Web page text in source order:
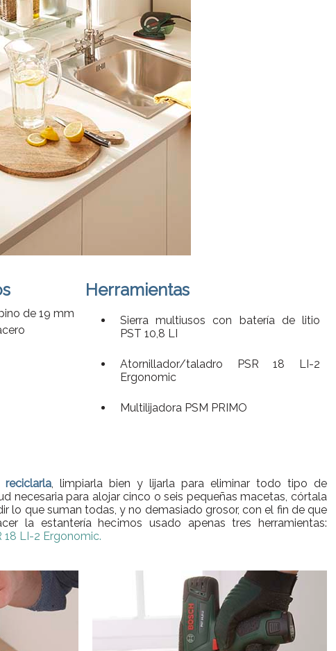
de 19 mm
Herramientas
Sierra multiusos con batería de litio
PST 10,8 LI
Atornillador/taladro PSR 18 LI-2
Ergonomic
Multilijadora PSM PRIMO
, limpiarla bien y lijarla para eliminar todo tipo de
necesaria para alojar cinco o seis pequeñas macetas, córtala
lo que suman todas, y no demasiado grosor, con el fin de que
la estantería hec¡mos usado apenas tres herramientas:
18 LI-2 Ergonomic.